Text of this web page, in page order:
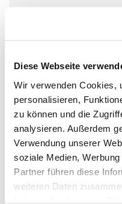
Diese Webseite
Wir verwenden Cookies,
personalisieren,
zu können und die
analysieren. Außerdem
Verwendung unserer
soziale Medien,
Partner führen diese
weiteren Daten